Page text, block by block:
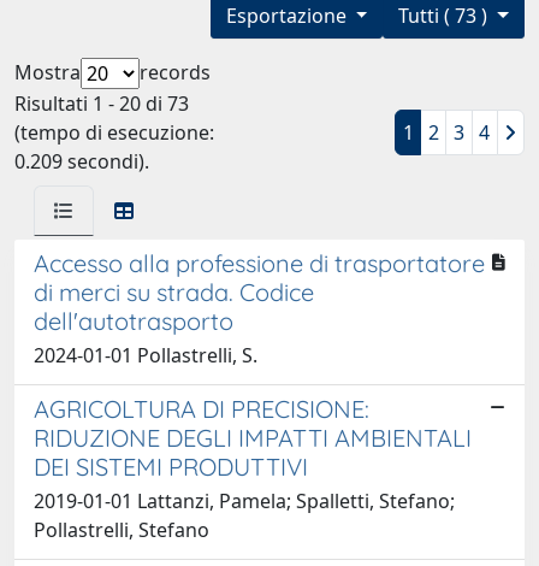
Tutti ( 73 )
Esportazione
Mostra
records
Risultati 1 - 20 di 73
(tempo di esecuzione:
0.209 secondi).
1 2 3 4
Accesso alla professione di trasportatore
di merci su strada. Codice
dell'autotrasporto
2024-01-01 Pollastrelli, S.
AGRICOLTURA DI PRECISIONE:
RIDUZIONE DEGLI IMPATTI AMBIENTALI
DEI SISTEMI PRODUTTIVI
2019-01-01 Lattanzi, Pamela; Spalletti, Stefano;
Pollastrelli, Stefano